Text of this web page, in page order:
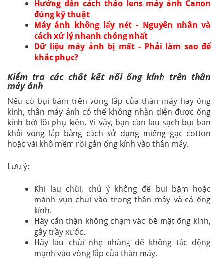
Hướng dẫn cách tháo lens máy ảnh Canon
đúng kỹ thuật
Máy ảnh không lấy nét - Nguyên nhân và
cách xử lý nhanh chóng nhất
Dữ liệu máy ảnh bị mất - Phải làm sao để
khắc phục?
Kiểm tra các chốt kết nối ống kính trên thân
máy ảnh
Nếu có bụi bám trên vòng lắp của thân máy hay ống
kính, thân máy ảnh có thể không nhận diện được ống
kính bởi lỗi phụ kiện. Vì vậy, bạn cần lau sạch bụi bẩn
khỏi vòng lắp bằng cách sử dụng miếng gạc cotton
hoặc vải khô mềm rồi gắn ống kính vào thân máy.
Lưu ý:
Khi lau chùi, chú ý không để bụi bặm hoặc
mảnh vụn chui vào trong thân máy và cả ống
kính.
Hãy cẩn thận không chạm vào bề mặt ống kính,
gây trầy xước.
Hãy lau chùi nhẹ nhàng để không tác động
mạnh vào vòng lắp của thân máy.